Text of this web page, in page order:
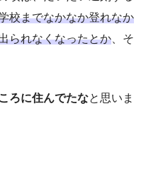
校までなかなか登れなか
られなくなったとか 、そ
ろに住んでたなと思いま